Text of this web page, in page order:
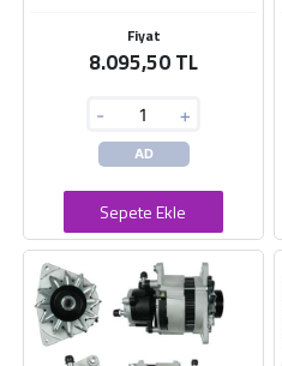
Fiyat
8.095,50 TL
- +
AD
Sepete Ekle